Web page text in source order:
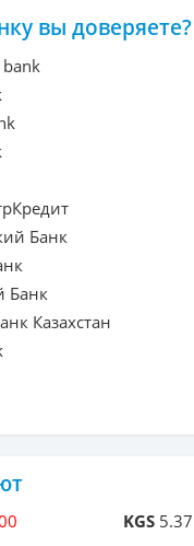
вы доверяете?
Банк
Банк
Казахстан
KGS 5.37